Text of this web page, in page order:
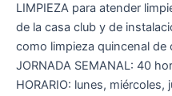
LIMPIEZA para atender
de la casa club y de
como limpieza quincenal de
JORNADA SEMANAL: 40
HORARIO: lunes,